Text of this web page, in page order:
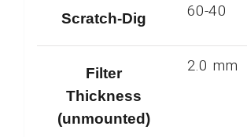
Scratch-Dig 60-40
Filter
Thickness
(unmounted)
2.0 mm